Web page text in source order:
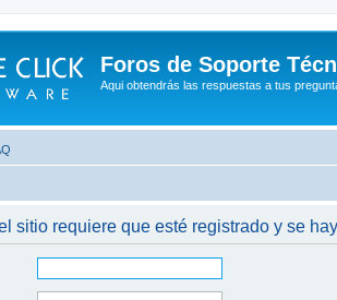
Foros de Soporte
Aqui obtendrás las respuestas a tus
sitio requiere que esté registrado y se